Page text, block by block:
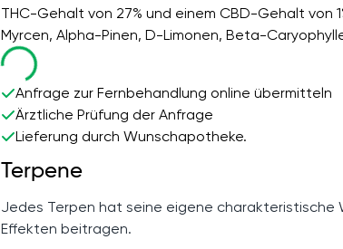
THC-Gehalt von 27% und einem CBD-Gehalt von
Myrcen, Alpha-Pinen, D-Limonen, Beta-
Anfrage zur Fernbehandlung online übermitteln
Ärztliche Prüfung der Anfrage
Lieferung durch Wunschapotheke.
Terpene
Jedes Terpen hat seine eigene charakteristische
Effekten beitragen.